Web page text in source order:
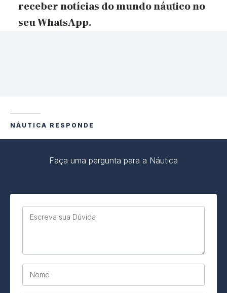
receber notícias do mundo náutico no
seu WhatsApp.
NÁUTICA RESPONDE
Faça uma pergunta para a Náutica
Escreva sua Dúvida
Nome